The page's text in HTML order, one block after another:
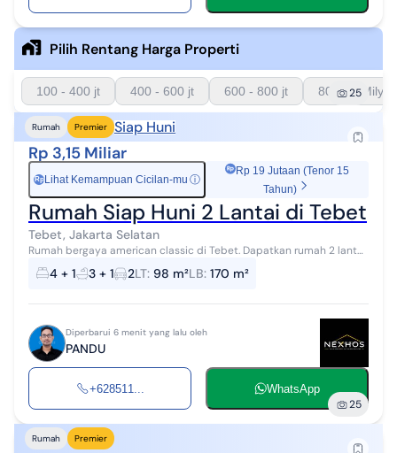
Pilih Rentang Harga Properti
100 - 400 jt 400 - 600 jt 600 - 800 jt 800 - 1 Milyar
25
Rumah Premier Siap Huni
Rp 3,15 Miliar
Rp Lihat Kemampuan Cicilan-mu ⓘ
Rp 19 Jutaan (Tenor 15
Tahun)
Rumah Siap Huni 2 Lantai di Tebet
Tebet, Jakarta Selatan
Rumah bergaya american classic di Tebet. Dapatkan rumah 2 lantai
yang modern ini, dijual dengan pemandangan perkotaan yang
menambah nilai estet...
4 + 1 3 + 1 2LT: 98 m²LB: 170 m²
Diperbarui 6 menit yang lalu oleh
PANDU
+628511... WhatsApp
25
Rumah Premier